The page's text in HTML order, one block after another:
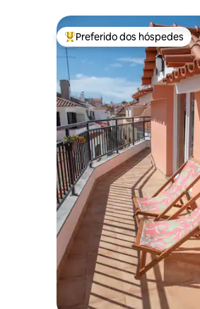
Entre os melhores preferidos
Preferido dos hóspedes